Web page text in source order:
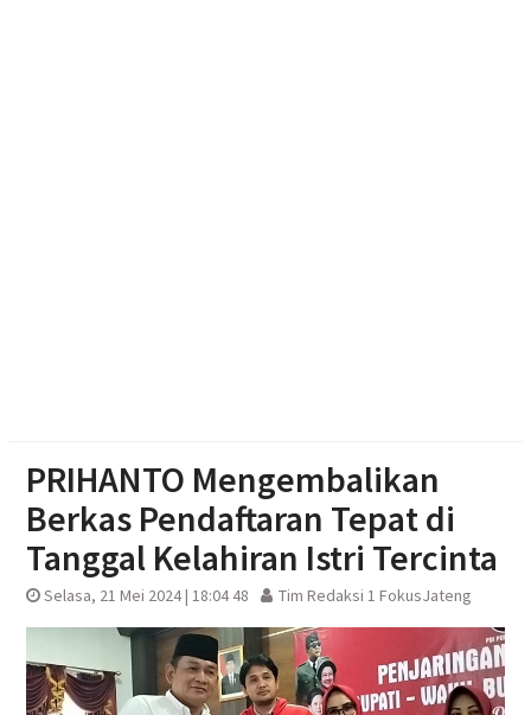
PRIHANTO Mengembalikan
Berkas Pendaftaran Tepat di
Tanggal Kelahiran Istri Tercinta
Selasa, 21 Mei 2024 | 18:04 48 Tim Redaksi 1 FokusJateng